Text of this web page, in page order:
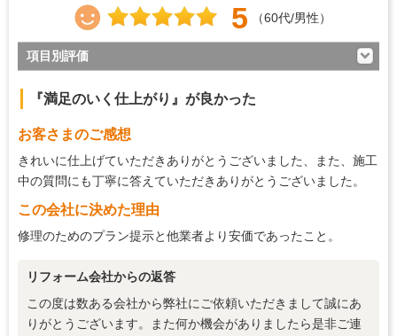
5 （60代/男性）
項目別評価
説明の分かりやすさ 5
施工の段取り・管理
作業中の配慮 5
仕上がり
価格の納得感 5
『満足のいく仕上がり』が良かった
お客さまのご感想
きれいに仕上げていただきありがとうございました、また、施工
中の質問にも丁寧に答えていただきありがとうございました。
この会社に決めた理由
修理のためのプラン提示と他業者より安価であったこと。
リフォーム会社からの返答
この度は数ある会社から弊社にご依頼いただきまして誠にあ
りがとうございます。また何か機会がありましたら是非ご連